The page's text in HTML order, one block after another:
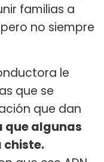
familias a
no siempre
le
que se
que dan
que algunas
chiste.